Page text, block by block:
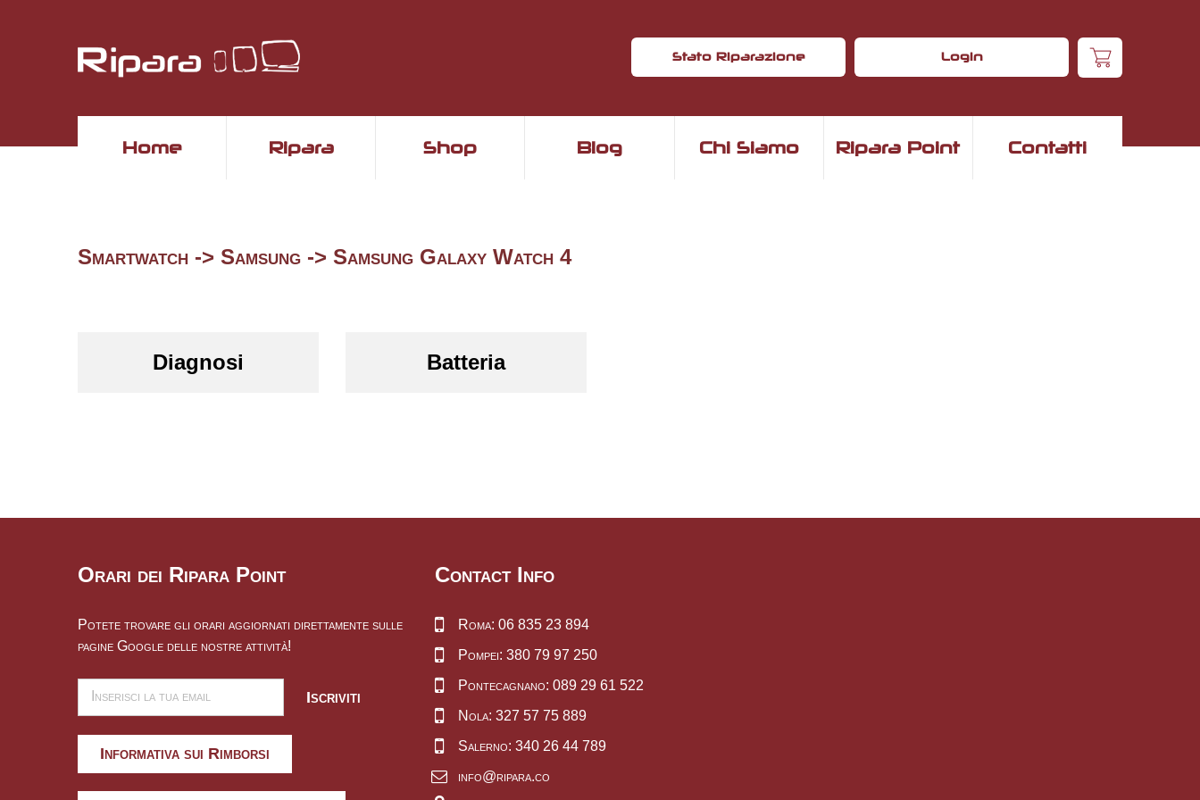
Stato Riparazione Login
Home Ripara Shop Blog Chi Siamo Ripara Point Contatti
Smartwatch -> Samsung -> Samsung Galaxy Watch 4
Diagnosi Batteria
Orari dei Ripara Point
Potete trovare gli orari aggiornati direttamente sulle
pagine Google delle nostre attività!
Iscriviti
Informativa sui Rimborsi
Contact Info
Roma: 06 835 23 894
Pompei: 380 79 97 250
Pontecagnano: 089 29 61 522
Nola: 327 57 75 889
Salerno: 340 26 44 789
info@ripara.co